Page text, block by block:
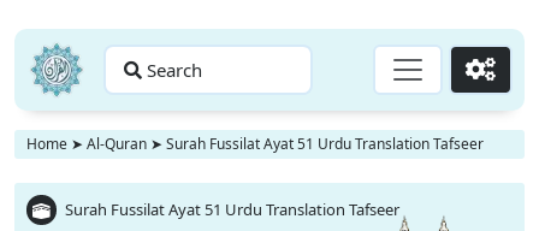
Search Go
Home ➤ Al-Quran ➤ Surah Fussilat Ayat 51 Urdu Translation Tafseer
Surah Fussilat Ayat 51 Urdu Translation Tafseer